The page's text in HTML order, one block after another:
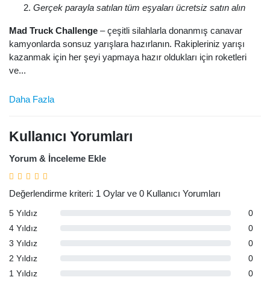
Gerçek parayla satılan tüm eşyaları ücretsiz satın alın
Mad Truck Challenge – çeşitli silahlarla donanmış canavar
kamyonlarda sonsuz yarışlara hazırlanın. Rakipleriniz yarışı
kazanmak için her şeyi yapmaya hazır oldukları için roketleri
ve...
Daha Fazla
Kullanıcı Yorumları
Yorum & İnceleme Ekle
Değerlendirme kriteri: 1 Oylar ve 0 Kullanıcı Yorumları
5 Yıldız
0
4 Yıldız
0
3 Yıldız
0
2 Yıldız
0
1 Yıldız
0